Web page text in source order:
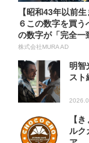
【昭和43年以前
６この数字を買う
の数字が「完全一
方...
株式会社MURA AD
明智
スト
【
ルク